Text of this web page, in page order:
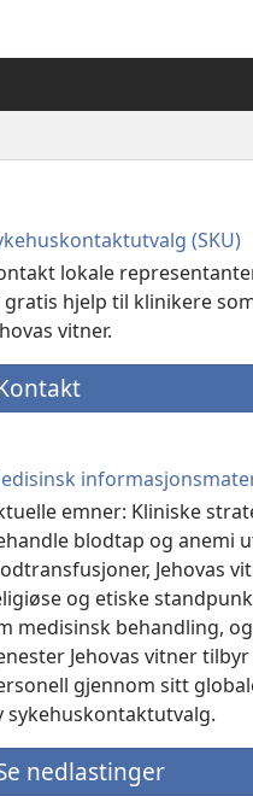
(SKU)
lokale
gratis hjelp til klinikere
vitner.
emner: Kliniske
blodtap og anemi
Jehovas
og etiske
medisinsk behandling,
Jehovas vitner
gjennom sitt
sykehuskontaktutvalg.
nedlastinger